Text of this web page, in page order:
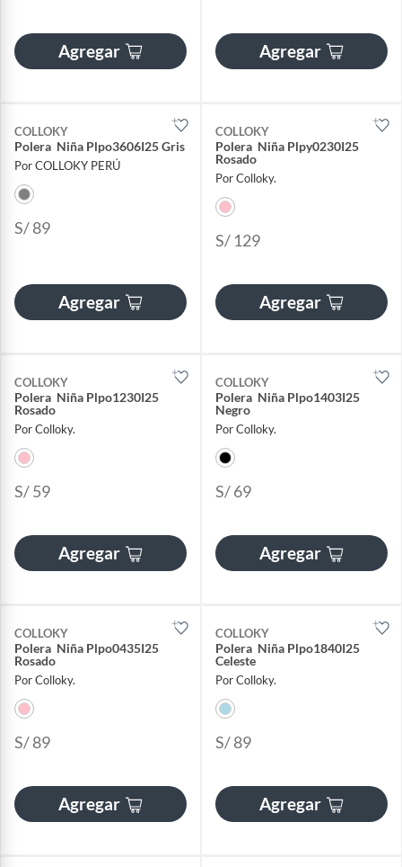
Agregar Agregar
COLLOKY
Polera Niña Plpo3606I25 Gris
Por COLLOKY PERÚ
S/ 89
Agregar
COLLOKY
Polera Niña Plpy0230I25
Rosado
Por Colloky.
S/ 129
Agregar
COLLOKY
Polera Niña Plpo1230I25
Rosado
Por Colloky.
S/ 59
Agregar
COLLOKY
Polera Niña Plpo1403I25
Negro
Por Colloky.
S/ 69
Agregar
COLLOKY
Polera Niña Plpo0435I25
Rosado
Por Colloky.
S/ 89
Agregar
COLLOKY
Polera Niña Plpo1840I25
Celeste
Por Colloky.
S/ 89
Agregar